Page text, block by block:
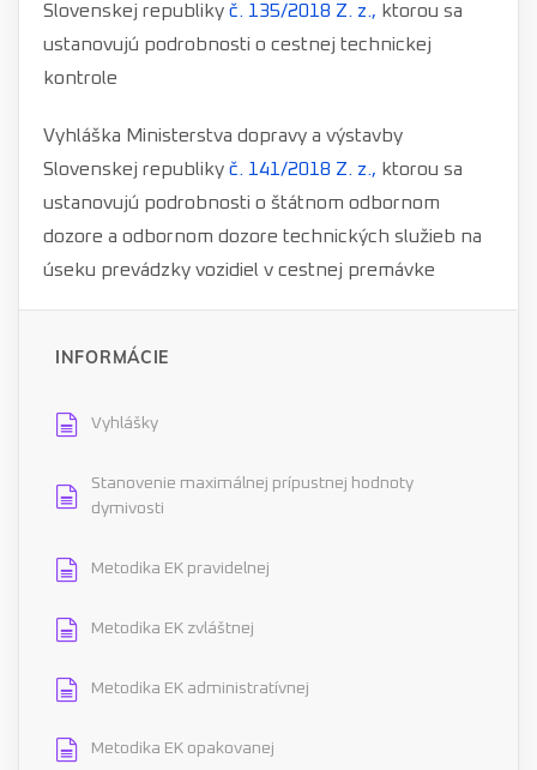
Slovenskej republiky č. 135/2018 Z. z., ktorou sa
ustanovujú podrobnosti o cestnej technickej
kontrole
Vyhláška Ministerstva dopravy a výstavby
Slovenskej republiky č. 141/2018 Z. z., ktorou sa
ustanovujú podrobnosti o štátnom odbornom
dozore a odbornom dozore technických služieb na
úseku prevádzky vozidiel v cestnej premávke
INFORMÁCIE
Vyhlášky
Stanovenie maximálnej prípustnej hodnoty
dymivosti
Metodika EK pravidelnej
Metodika EK zvláštnej
Metodika EK administratívnej
Metodika EK opakovanej